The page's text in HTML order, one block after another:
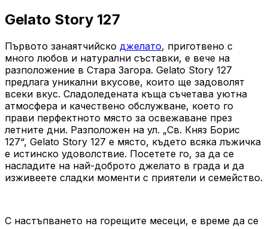
Gelato Story 127
Първото занаятчийско джелато, приготвено с
много любов и натурални съставки, е вече на
разположение в Стара Загора. Gelato Story 127
предлага уникални вкусове, които ще задоволят
всеки вкус. Сладоледената къща съчетава уютна
атмосфера и качествено обслужване, което го
прави перфектното място за освежаване през
летните дни. Разположен на ул. „Св. Княз Борис
127“, Gelato Story 127 е място, където всяка лъжичка
е истинско удоволствие. Посетете го, за да се
насладите на най-доброто джелато в града и да
изживеете сладки моменти с приятели и семейство.
С настъпването на горещите месеци, е време да се